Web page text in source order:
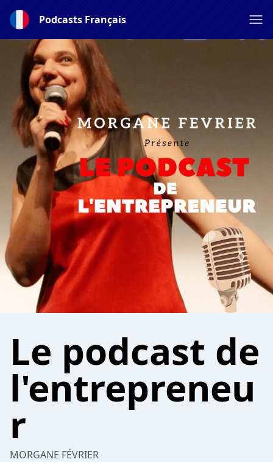
Podcasts Français
Le podcast de
l'entrepreneu
r
MORGANE FÉVRIER